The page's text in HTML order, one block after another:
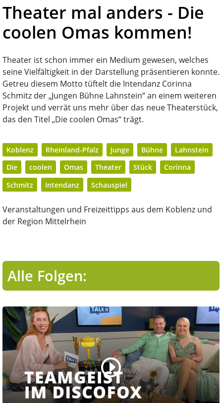
Theater mal anders - Die
coolen Omas kommen!
Theater ist schon immer ein Medium gewesen, welches
seine Vielfältigkeit in der Darstellung präsentieren konnte.
Getreu diesem Motto tüftelt die Intendanz Corinna
Schmitz der „Jungen Bühne Lahnstein“ an einem weiteren
Projekt und verrät uns mehr über das neue Theaterstück,
das den Titel „Die coolen Omas“ trägt.
Koblenz Rheinland-Pfalz Junge Bühne
Lahnstein
Die
coolen Omas Theater Stück
Corinna
Schmitz
Intendanz Schauspiel
Veranstaltungen und Freizeittipps aus dem Koblenz und
der Region Mittelrhein
Alle Folgen: